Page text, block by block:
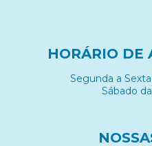
HORÁRIO DE
Segunda a
Sábado